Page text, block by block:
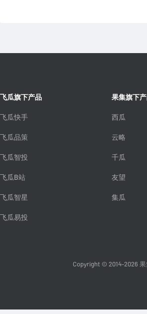
飞瓜旗下产品
飞瓜快手
飞瓜品策
飞瓜智投
飞瓜B站
飞瓜智星
飞瓜易投
果集旗下
西瓜
云略
千瓜
友望
集瓜
Copyright © 2014-2026 果